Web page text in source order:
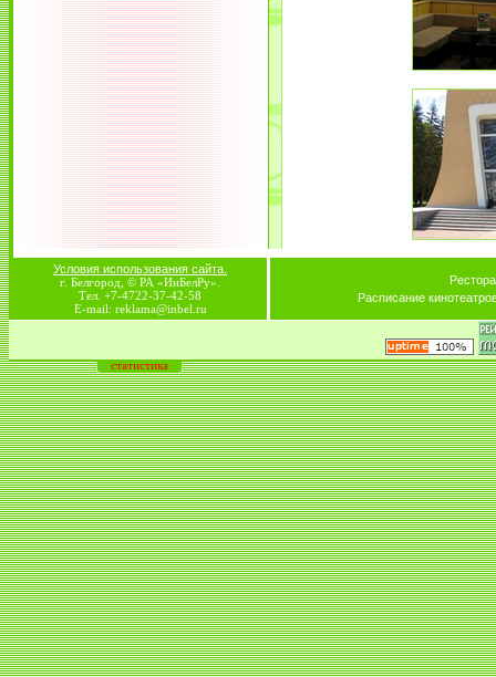
Условия использования сайта.
г. Белгород, © РА «ИнБелРу».
Тел. +7-4722-37-42-58
E-mail: reklama@inbel.ru
Расписание
статистика